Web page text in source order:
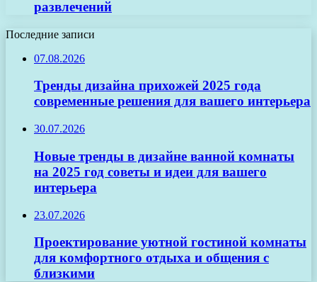
развлечений
Последние записи
07.08.2026
Тренды дизайна прихожей 2025 года
современные решения для вашего интерьера
30.07.2026
Новые тренды в дизайне ванной комнаты
на 2025 год советы и идеи для вашего
интерьера
23.07.2026
Проектирование уютной гостиной комнаты
для комфортного отдыха и общения с
близкими